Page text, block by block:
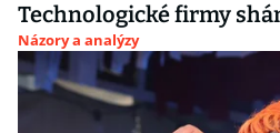
Technologické firmy
Názory a analýzy